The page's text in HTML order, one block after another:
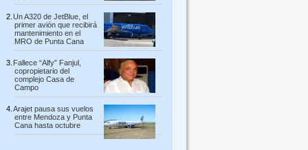
Un A320 de JetBlue, el
primer avión que recibirá
mantenimiento en el
MRO de Punta Cana
Fallece “Alfy” Fanjul,
copropietario del
complejo Casa de
Campo
Arajet pausa sus vuelos
entre Mendoza y Punta
Cana hasta octubre